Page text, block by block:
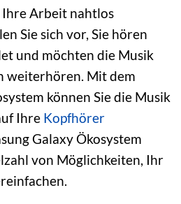
Arbeit nahtlos
Sie sich vor, Sie hören
und möchten die Musik
weiterhören. Mit dem
können Sie die Musik
Ihre Kopfhörer
Galaxy Ökosystem
von Möglichkeiten, Ihr